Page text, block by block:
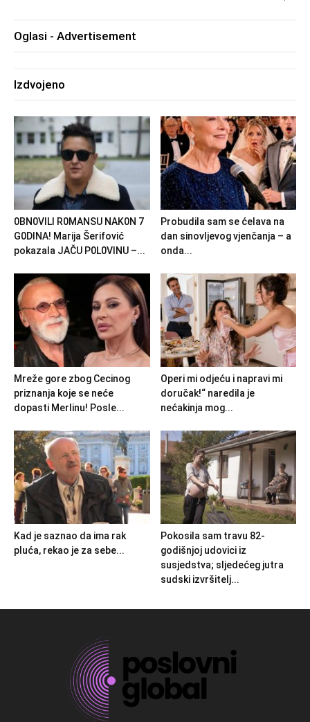
Oglasi - Advertisement
Izdvojeno
0BN0VlLl R0MANSU NAK0N 7
G0DlNA! Marija Šerifović
pokazala JAČU P0L0VINU –...
Probudila sam se ćelava na
dan sinovljevog vjenčanja – a
onda...
Mreže gore zbog Cecinog
priznanja koje se neće
dopasti Merlinu! Posle...
Operi mi odjeću i napravi mi
doručak!“ naredila je
nećakinja mog...
Kad je saznao da ima rak
pluća, rekao je za sebe...
Pokosila sam travu 82-
godišnjoj udovici iz
susjedstva; sljedećeg jutra
sudski izvršitelj...